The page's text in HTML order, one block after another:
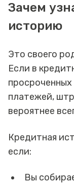
Зачем
историю
Это своего
Если в
платежей,
вероятнее
Кредитная
если:
Вы